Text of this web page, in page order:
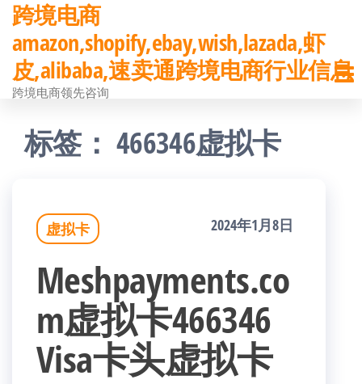
前
往
内
跨境电商
amazon,shopify,ebay,wish,lazada,虾
皮,alibaba,速卖通跨境电商行业信息
跨境电商领先咨询
标签：466346虚拟卡
虚拟卡 2024年1月8日
Meshpayments.co
m虚拟卡466346
Visa卡头虚拟卡